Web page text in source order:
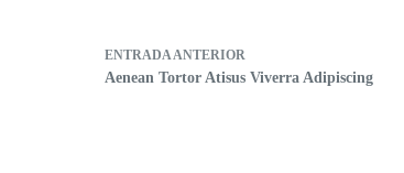
ENTRADA ANTERIOR
Aenean Tortor Atisus Viverra Adipiscing